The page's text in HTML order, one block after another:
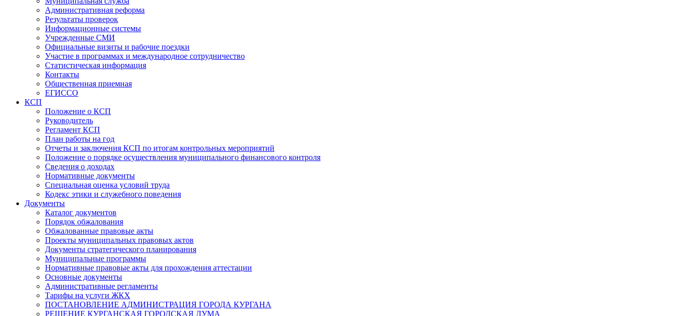
Административная реформа
Результаты проверок
Информационные системы
Учрежденные СМИ
Официальные визиты и рабочие поездки
Участие в программах и международное сотрудничество
Статистическая информация
Контакты
Общественная приемная
ЕГИССО
КСП
Положение о КСП
Руководитель
Регламент КСП
План работы на год
Отчеты и заключения КСП по итогам контрольных мероприятий
Положение о порядке осуществления муниципального финансового контроля
Сведения о доходах
Нормативные документы
Специальная оценка условий труда
Кодекс этики и служебного поведения
Документы
Каталог документов
Порядок обжалования
Обжалованные правовые акты
Проекты муниципальных правовых актов
Документы стратегического планирования
Муниципальные программы
Нормативные правовые акты для прохождения аттестации
Основные документы
Административные регламенты
Тарифы на услуги ЖКХ
ПОСТАНОВЛЕНИЕ АДМИНИСТРАЦИЯ ГОРОДА КУРГАНА
РЕШЕНИЕ КУРГАНСКАЯ ГОРОДСКАЯ ДУМА